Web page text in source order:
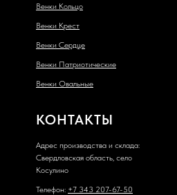
Венки Кольцо
Венки Крест
Венки Сердце
Венки Патриотические
Венки Овальные
КОНТАКТЫ
Адрес производства и склада:
Свердловская область, село
Косулино
Телефон: +7 343 207-67-50